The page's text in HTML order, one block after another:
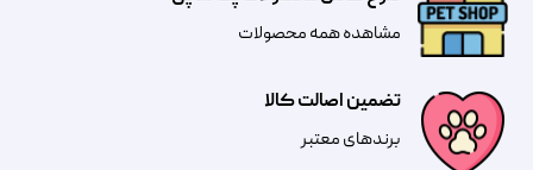
تضمین اصالت کالا
​​برندهای معتبر​​​​​​​
مشاهده همه محصولات